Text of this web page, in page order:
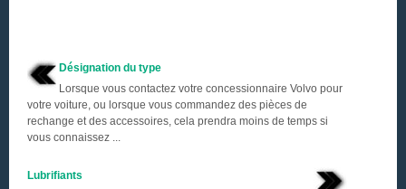
Désignation du type
Lorsque vous contactez votre concessionnaire Volvo pour
votre voiture, ou lorsque vous commandez des pièces de
rechange et des accessoires, cela prendra moins de temps si
vous connaissez ...
Lubrifiants